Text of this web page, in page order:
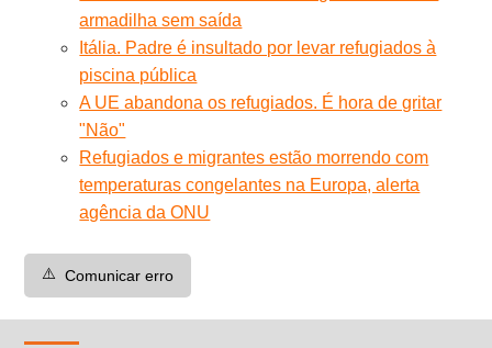
armadilha sem saída
Itália. Padre é insultado por levar refugiados à
piscina pública
A UE abandona os refugiados. É hora de gritar
"Não"
Refugiados e migrantes estão morrendo com
temperaturas congelantes na Europa, alerta
agência da ONU
⚠️ Comunicar erro